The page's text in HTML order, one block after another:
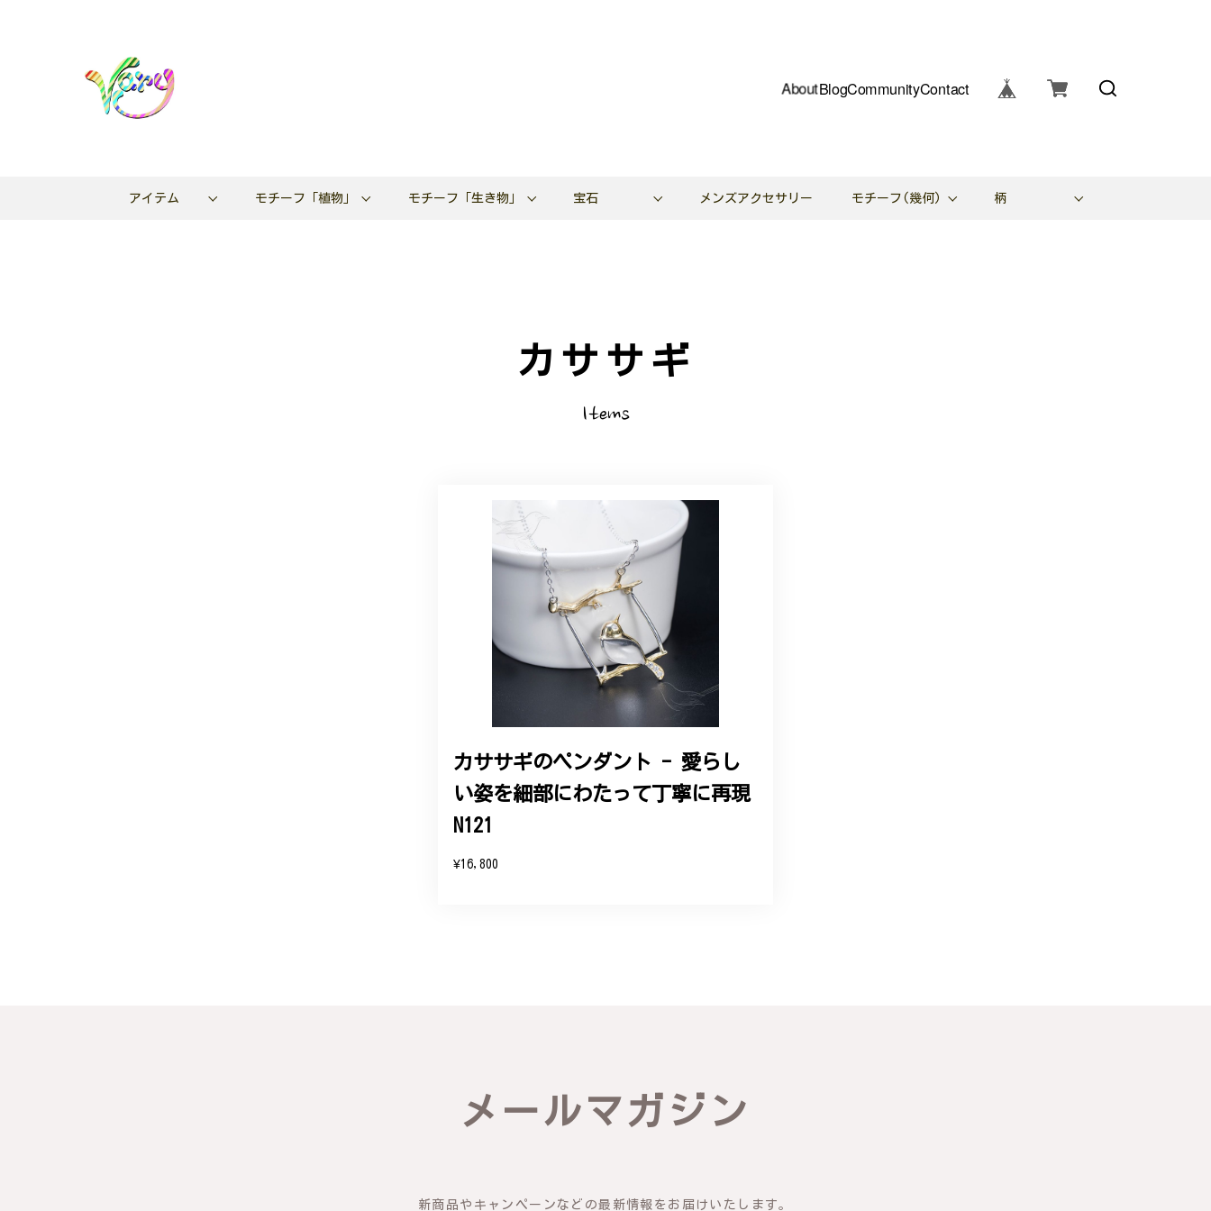
AboutBlogCommunityContact
アイテム モチーフ「植物」 モチーフ「生き物」 宝石 メンズアクセサリー モチーフ(幾何) 柄
カササギ
Items
カササギのペンダント - 愛らし
い姿を細部にわたって丁寧に再現
N121
¥16,800
メールマガジン
新商品やキャンペーンなどの最新情報をお届けいたします。